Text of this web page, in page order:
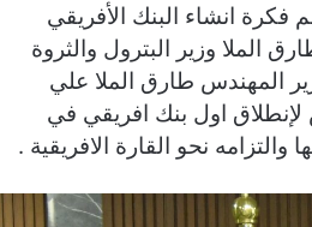
انشاء البنك الأفريقي
وزير البترول والثروة
2020 ، موجها الشكر للوزير المهندس طارق الملا علي
لإنطلاق اول بنك افريقي في
نحو القارة الافريقية .